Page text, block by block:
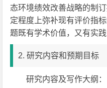
态环境绩效改善战略的制
定程度上弥补现有评价指
题既有学术价值，又有实践
2. 研究内容和预期目标
研究内容及写作大纲：